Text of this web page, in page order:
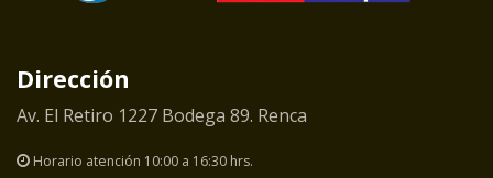
Dirección
Av. El Retiro 1227 Bodega 89. Renca
Horario atención 10:00 a 16:30 hrs.